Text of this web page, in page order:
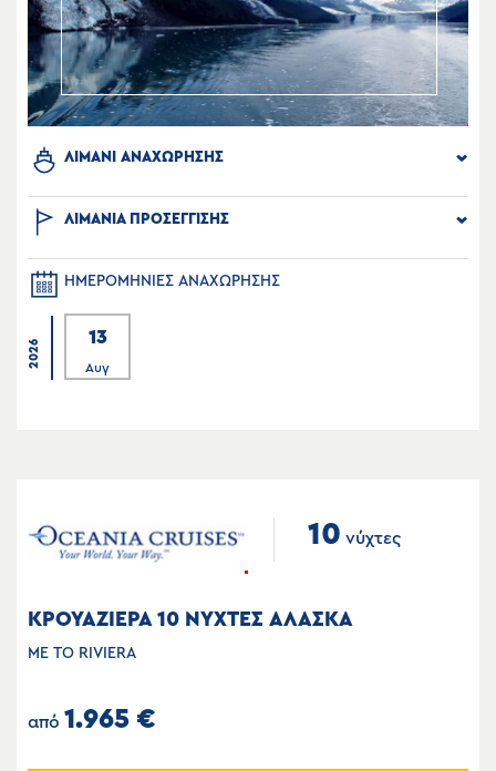
ΛΙΜΑΝΙ ΑΝΑΧΩΡΗΣΗΣ
ΛΙΜΑΝΙΑ ΠΡΟΣΕΓΓΙΣΗΣ
ΗΜΕΡΟΜΗΝΙΕΣ ΑΝΑΧΩΡΗΣΗΣ
2026
13
Αυγ
10 νύχτες
ΚΡΟΥΑΖΙΕΡΑ 10 ΝΥΧΤΕΣ ΑΛΑΣΚΑ
ΜΕ ΤΟ RIVIERA
από 1.965 €